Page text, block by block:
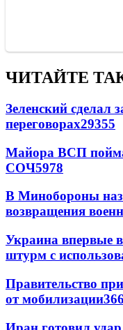
ЧИТАЙТЕ
Зеленский сделал
переговорах29355
Майора ВСП
СОЧ5978
В Минобороны
возвращения
Украина впервые
штурм с
Правительство
от мобилизации